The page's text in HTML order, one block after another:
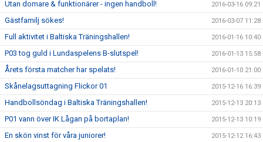
Utan domare & funktionärer - ingen handboll! 2016-03-16 09:21
Gästfamilj sökes! 2016-03-07 11:28
Full aktivitet i Baltiska Träningshallen! 2016-01-16 10:40
P03 tog guld i Lundaspelens B-slutspel! 2016-01-13 15:58
Årets första matcher har spelats! 2016-01-10 21:00
Skånelagsuttagning Flickor 01 2015-12-16 16:39
Handbollsöndag i Baltiska Träningshallen! 2015-12-13 20:13
P01 vann över IK Lågan på bortaplan! 2015-12-13 10:19
En skön vinst för våra juniorer! 2015-12-12 16:43